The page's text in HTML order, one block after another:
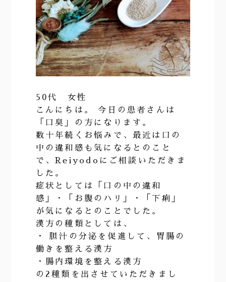
50代 女性
こんにちは。 今日の患者さんは
「口臭」の方になります。
数十年続くお悩みで、最近は口の
中の違和感も気になるとのこと
で、Reiyodoにご相談いただきま
した。
症状としては「口の中の違和
感」・「お腹のハリ」・「下痢」
が気になるとのことでした。
漢方の種類としては、
・ 胆汁の分泌を促進して、胃腸の
働きを整える漢方
・腸内環境を整える漢方
の2種類を出させていただきまし